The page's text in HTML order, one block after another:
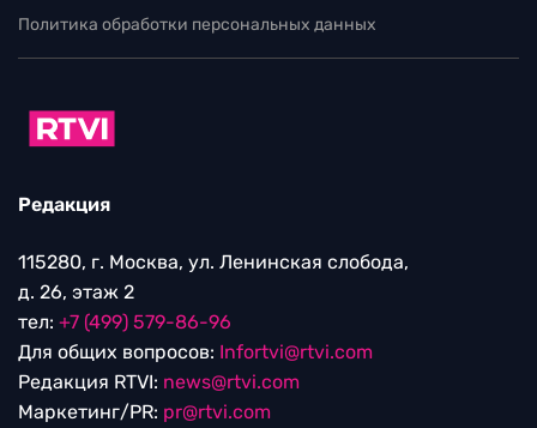
Политика обработки персональных данных
Редакция
115280, г. Москва, ул. Ленинская слобода,
д. 26, этаж 2
тел: +7 (499) 579-86-96
Для общих вопросов: Infortvi@rtvi.com
Редакция RTVI: news@rtvi.com
Маркетинг/PR: pr@rtvi.com